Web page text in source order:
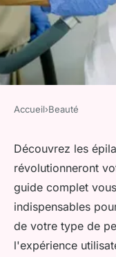
épilateur
Iris•11 janvier 2025•
Accueil›Beauté
Découvrez les
révolutionneront
guide complet
indispensables
de votre type de
l'expérience